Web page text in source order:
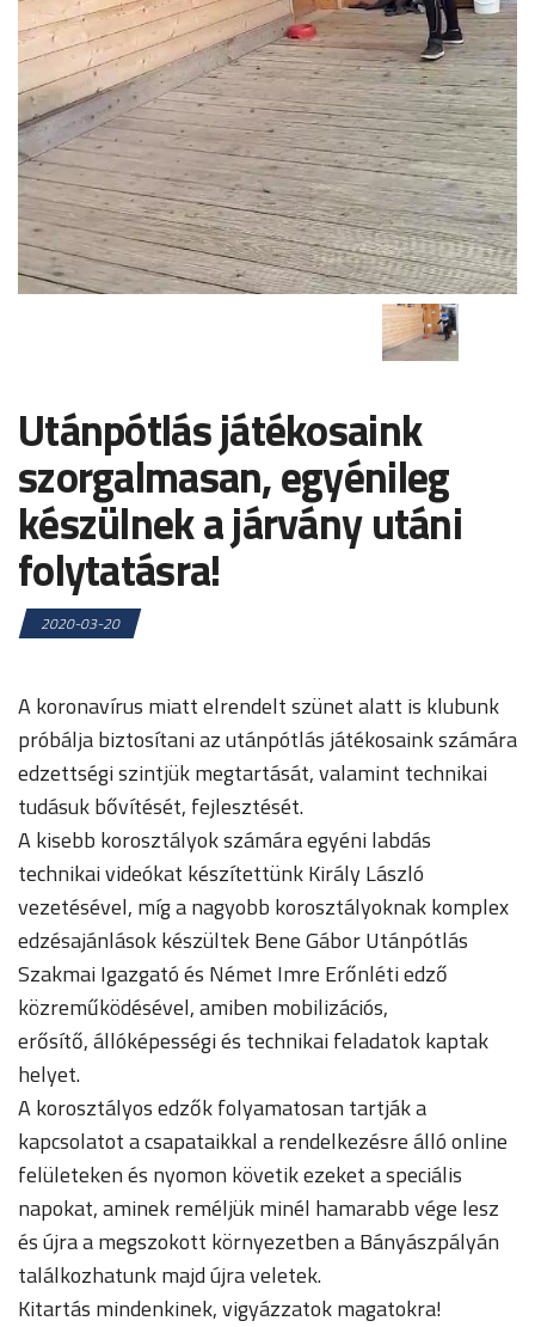
Utánpótlás játékosaink
szorgalmasan, egyénileg
készülnek a járvány utáni
folytatásra!
2020-03-20
A koronavírus miatt elrendelt szünet alatt is klubunk
próbálja biztosítani az utánpótlás játékosaink számára
edzettségi szintjük megtartását, valamint technikai
tudásuk bővítését, fejlesztését.
A kisebb korosztályok számára egyéni labdás
technikai videókat készítettünk Király László
vezetésével, míg a nagyobb korosztályoknak komplex
edzésajánlások készültek Bene Gábor Utánpótlás
Szakmai Igazgató és Német Imre Erőnléti edző
közreműködésével, amiben mobilizációs,
erősítő, állóképességi és technikai feladatok kaptak
helyet.
A korosztályos edzők folyamatosan tartják a
kapcsolatot a csapataikkal a rendelkezésre álló online
felületeken és nyomon követik ezeket a speciális
napokat, aminek reméljük minél hamarabb vége lesz
és újra a megszokott környezetben a Bányászpályán
találkozhatunk majd újra veletek.
Kitartás mindenkinek, vigyázzatok magatokra!